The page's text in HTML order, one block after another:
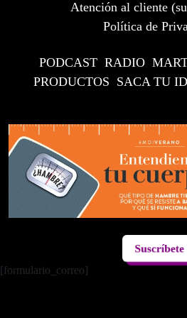
Atención al cliente
Política de
PODCAST RADIO
PRODUCTOS SACA TU ID
Suscríbete
[formulario_correo]